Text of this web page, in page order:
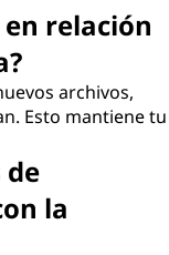
relación
archivos,
Esto mantiene tu
de
la